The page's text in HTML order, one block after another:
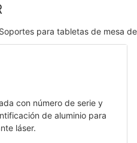
Soportes para tabletas de mesa